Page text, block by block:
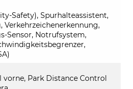
Safety), Spurhalteassistent,
Verkehrzeichenerkennung,
Sensor, Notrufsystem,
vorne, Park Distance Control